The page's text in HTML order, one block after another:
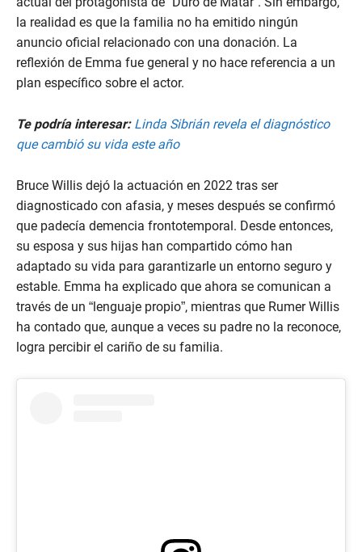
la realidad es que la familia no ha emitido ningún
anuncio oficial relacionado con una donación. La
reflexión de Emma fue general y no hace referencia a un
plan específico sobre el actor.
Te podría interesar: Linda Sibrián revela el diagnóstico
que cambió su vida este año
Bruce Willis dejó la actuación en 2022 tras ser
diagnosticado con afasia, y meses después se confirmó
que padecía demencia frontotemporal. Desde entonces,
su esposa y sus hijas han compartido cómo han
adaptado su vida para garantizarle un entorno seguro y
estable. Emma ha explicado que ahora se comunican a
través de un “lenguaje propio”, mientras que Rumer Willis
ha contado que, aunque a veces su padre no la reconoce,
logra percibir el cariño de su familia.